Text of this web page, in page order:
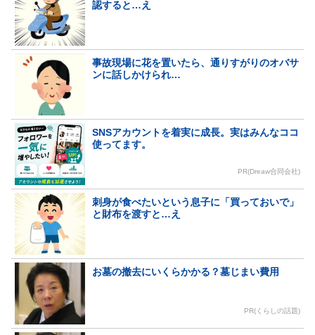
認すると…え
事故現場に花を置いたら、通りすがりのオバサ
ンに話しかけられ…
SNSアカウントを着実に成長。実はみんなココ
使ってます。
PR(Dreaw合同会社)
刺身が食べたいという息子に「買っておいで」
と財布を渡すと…え
お墓の撤去にいくらかかる？墓じまい費用
PR(くらしの話題)